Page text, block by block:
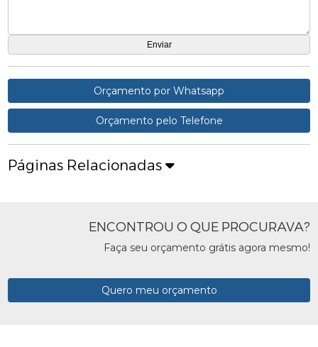
Orçamento por Whatsapp
Orçamento pelo Telefone
Páginas Relacionadas
ENCONTROU O QUE PROCURAVA?
Faça seu orçamento grátis agora mesmo!
Quero meu orçamento